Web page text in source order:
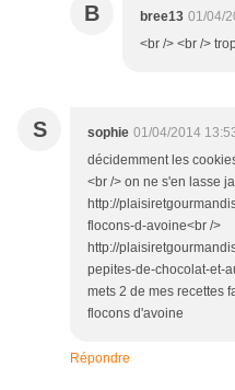
B bree13 01/04/
<br /> <br />
S sophie 01/04/2014
décidemment les
<br /> on ne s'en lasse
http://
flocons-d-avoine<br />
http://
pepites-de-chocolat-et-
mets 2 de mes recettes
flocons d'avoine
Répondre